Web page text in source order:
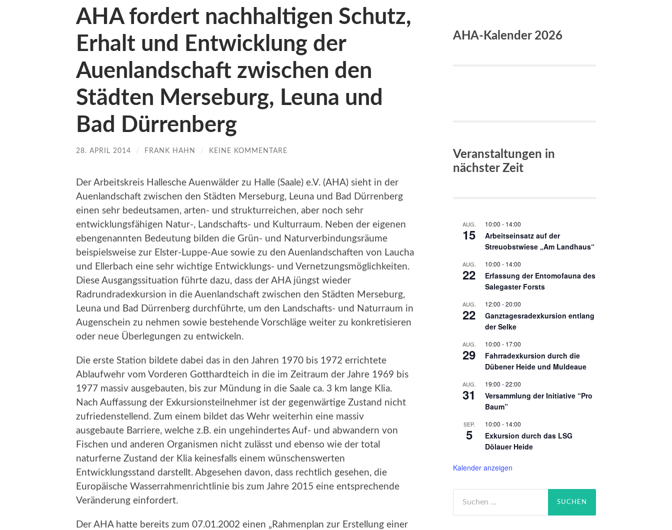
AHA fordert nachhaltigen Schutz,
Erhalt und Entwicklung der
Auenlandschaft zwischen den
Städten Merseburg, Leuna und
Bad Dürrenberg
28. APRIL 2014 / FRANK HAHN / KEINE KOMMENTARE
Der Arbeitskreis Hallesche Auenwälder zu Halle (Saale) e.V. (AHA) sieht in der
Auenlandschaft zwischen den Städten Merseburg, Leuna und Bad Dürrenberg
einen sehr bedeutsamen, arten- und strukturreichen, aber noch sehr
entwicklungsfähigen Natur-, Landschafts- und Kulturraum. Neben der eigenen
ebengenannten Bedeutung bilden die Grün- und Naturverbindungsräume
beispielsweise zur Elster-Luppe-Aue sowie zu den Auenlandschaften von Laucha
und Ellerbach eine sehr wichtige Entwicklungs- und Vernetzungsmöglichkeiten.
Diese Ausgangssituation führte dazu, dass der AHA jüngst wieder
Radrundradexkursion in die Auenlandschaft zwischen den Städten Merseburg,
Leuna und Bad Dürrenberg durchführte, um den Landschafts- und Naturraum in
Augenschein zu nehmen sowie bestehende Vorschläge weiter zu konkretisieren
oder neue Überlegungen zu entwickeln.
Die erste Station bildete dabei das in den Jahren 1970 bis 1972 errichtete
Ablaufwehr vom Vorderen Gotthardteich in die im Zeitraum der Jahre 1969 bis
1977 massiv ausgebauten, bis zur Mündung in die Saale ca. 3 km lange Klia.
Nach Auffassung der Exkursionsteilnehmer ist der gegenwärtige Zustand nicht
zufriedenstellend. Zum einem bildet das Wehr weiterhin eine massiv
ausgebaute Barriere, welche z.B. ein ungehindertes Auf- und abwandern von
Fischen und anderen Organismen nicht zulässt und ebenso wie der total
naturferne Zustand der Klia keinesfalls einem wünschenswerten
Entwicklungsstand darstellt. Abgesehen davon, dass rechtlich gesehen, die
Europäische Wasserrahmenrichtlinie bis zum Jahre 2015 eine entsprechende
Veränderung einfordert.
Der AHA hatte bereits zum 07.01.2002 einen „Rahmenplan zur Erstellung einer
AHA-Kalender 2026
Veranstaltungen in
nächster Zeit
AUG.
15
10:00 - 14:00
Arbeitseinsatz auf der
Streuobstwiese „Am Landhaus“
AUG.
22
10:00 - 14:00
Erfassung der Entomofauna des
Salegaster Forsts
AUG.
22
12:00 -20:00
Ganztagesradexkursion entlang
der Selke
AUG.
29
10:00 - 17:00
Fahrradexkursion durch die
Dübener Heide und Muldeaue
AUG.
31
19:00 -22:00
Versammlung der Initiative “Pro
Baum”
SEP.
5
10:00 - 14:00
Exkursion durch das LSG
Dölauer Heide
Kalender anzeigen
nach: